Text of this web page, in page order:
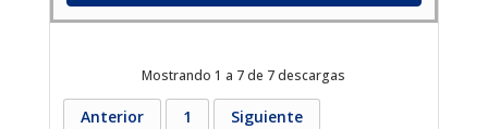
Mostrando 1 a 7 de 7 descargas
Anterior 1 Siguiente